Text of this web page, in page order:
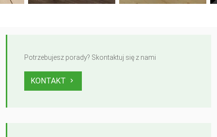
Potrzebujesz porady? Skontaktuj się z nami
KONTAKT